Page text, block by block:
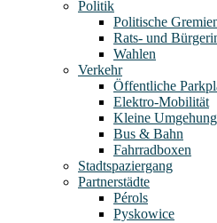
Politik
Politische
Rats- und
Wahlen
Verkehr
Öffentliche
Elektro-Mobilität
Kleine
Bus & Bahn
Fahrradboxen
Stadtspaziergang
Partnerstädte
Pérols
Pyskowice